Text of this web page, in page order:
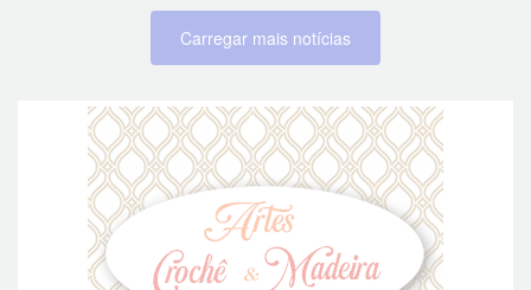
Carregar mais notícias